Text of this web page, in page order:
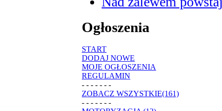
Ogłoszenia
START
DODAJ NOWE
MOJE OGŁOSZENIA
REGULAMIN
- - - - - - -
ZOBACZ WSZYSTKIE(161)
- - - - - - -